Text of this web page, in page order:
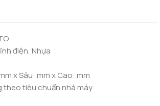
điện, Nhựa
x Sâu: mm x Cao: mm
theo tiêu chuẩn nhà máy